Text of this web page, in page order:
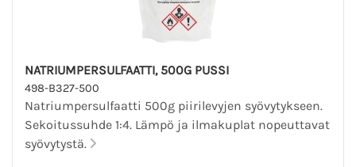
NATRIUMPERSULFAATTI, 500G PUSSI
498-B327-500
Natriumpersulfaatti 500g piirilevyjen syövytykseen.
Sekoitussuhde 1:4. Lämpö ja ilmakuplat nopeuttavat
syövytystä.